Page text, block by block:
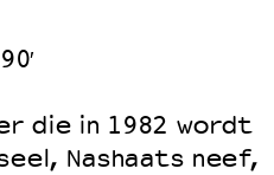
die in 1982 wordt
Nashaats neef,